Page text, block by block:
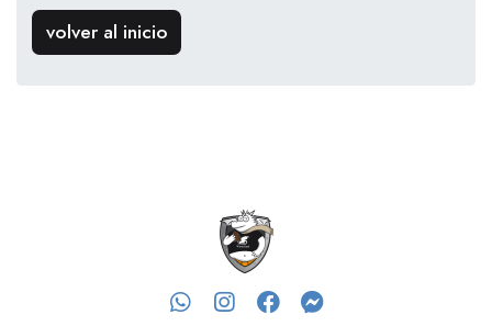
volver al inicio